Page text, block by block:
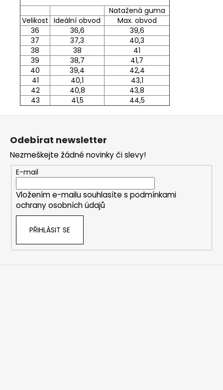
Natažená guma
Velikost Ideální obvod
Max. obvod
36
36,6
39,6
37
37,3
40,3
38
38
41
39
38,7
41,7
40
39,4
42,4
41
40,1
43,1
42
40,8
43,8
43
41,5 44,5
Z
Odebírat newsletter
Nezmeškejte žádné novinky či slevy!
E-mail
Vložením e-mailu souhlasíte s podmínkami
ochrany osobních údajů
PŘIHLÁSIT SE